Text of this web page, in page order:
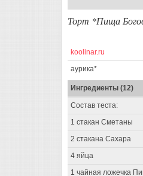
Торт *Пища
koolinar.ru
аурика*
Ингредиенты (12)
Состав теста:
1 стакан Сметаны
2 стакана Сахара
4 яйца